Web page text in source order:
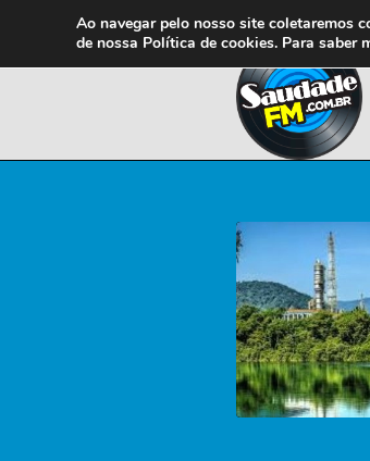
Ao navegar pelo nosso site coletaremos
de nossa Política de cookies. Para saber